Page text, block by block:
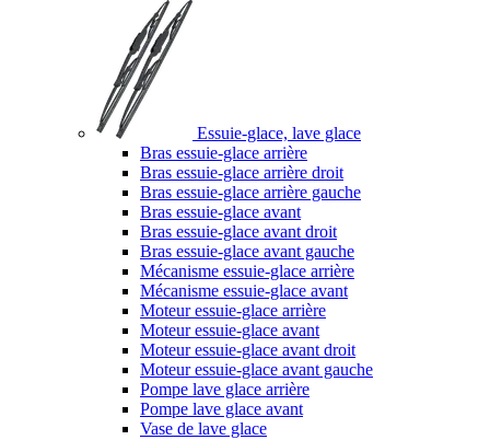
Essuie-glace, lave glace
Bras essuie-glace arrière
Bras essuie-glace arrière droit
Bras essuie-glace arrière gauche
Bras essuie-glace avant
Bras essuie-glace avant droit
Bras essuie-glace avant gauche
Mécanisme essuie-glace arrière
Mécanisme essuie-glace avant
Moteur essuie-glace arrière
Moteur essuie-glace avant
Moteur essuie-glace avant droit
Moteur essuie-glace avant gauche
Pompe lave glace arrière
Pompe lave glace avant
Vase de lave glace